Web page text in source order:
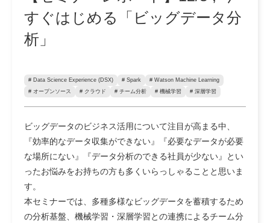
すぐはじめる「ビッグデータ分
析」
# Data Science Experience (DSX) # Spark
# Watson Machine Learning
# オープンソース
# クラウド # チーム分析 # 機械学習 # 深層学習
ビッグデータのビジネス活用について注目が高まる中、
『効率的なデータ収集ができない』『必要なデータが必要
な場所にない』『データ分析のできる社員が少ない』とい
ったお悩みをお持ちの方も多くいらっしゃることと思いま
す。
本セミナーでは、多種多様なビッグデータを蓄積するため
の分析基盤、機械学習・深層学習との連携によるチーム分